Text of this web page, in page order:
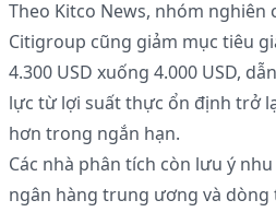
Theo Kitco News, nhóm nghiên
Citigroup cũng giảm mục tiêu
4.300 USD xuống 4.000 USD,
lực từ lợi suất thực ổn định trở
hơn trong ngắn hạn.
Các nhà phân tích còn lưu ý
ngân hàng trung ương và dòng